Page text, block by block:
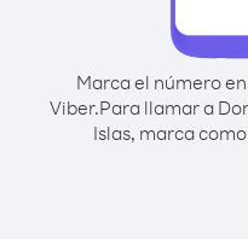
Marca el número
Viber.Para llamar a
Islas, marca